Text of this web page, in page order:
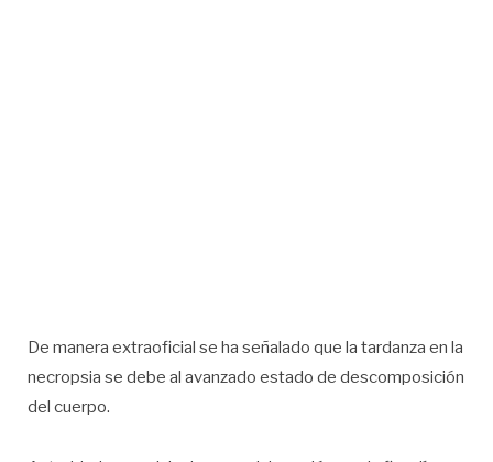
De manera extraoficial se ha señalado que la tardanza en la
necropsia se debe al avanzado estado de descomposición
del cuerpo.